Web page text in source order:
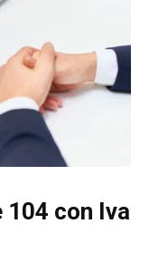
con Iva